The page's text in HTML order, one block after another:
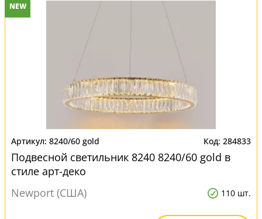
NEW
8240/60 gold 284833
Подвесной светильник 8240 8240/60 gold в
стиле арт-деко
Newport (США)
110 шт.